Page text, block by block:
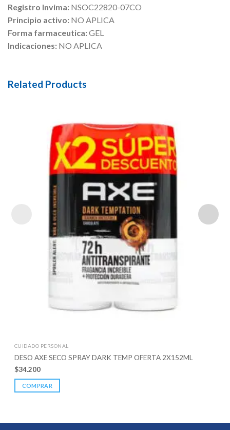
Registro Invima: NSOC22820-07CO
Principio activo: NO APLICA
Forma farmaceutica:GEL
Indicaciones: NO APLICA
Related Products
CUIDADO PERSONAL
DESO AXE SECO SPRAY DARK TEMP OFERTA 2X152ML
$34.200
COMPRAR